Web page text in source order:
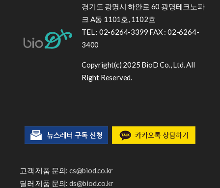
경기도 광명시 하안로 60 광명테크노파
크 A동 1101호, 1102호
TEL : 02-6264-3399 FAX : 02-6264-
3400
Copyright(c) 2025 BioD Co., Ltd. All
Right Reserved.
고객 제품 문의: cs@biod.co.kr
딜러 제품 문의: ds@biod.co.kr